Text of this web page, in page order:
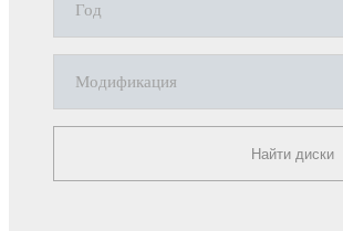
Найти диски